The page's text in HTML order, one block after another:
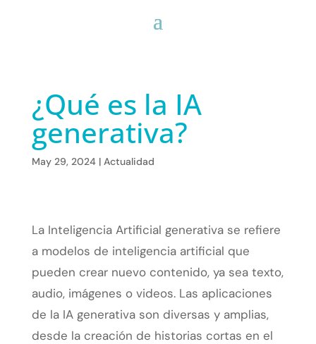
¿Qué es la IA
generativa?
May 29, 2024| Actualidad
La Inteligencia Artificial generativa se refiere
a modelos de inteligencia artificial que
pueden crear nuevo contenido, ya sea texto,
audio, imágenes o videos. Las aplicaciones
de la IA generativa son diversas y amplias,
desde la creación de historias cortas en el